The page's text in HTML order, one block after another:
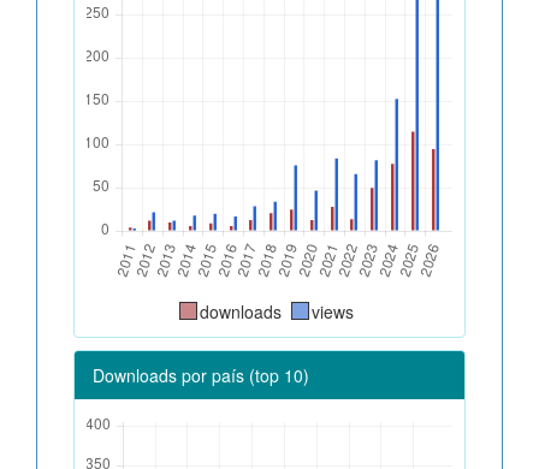
downloads views
Downloads por país (top 10)